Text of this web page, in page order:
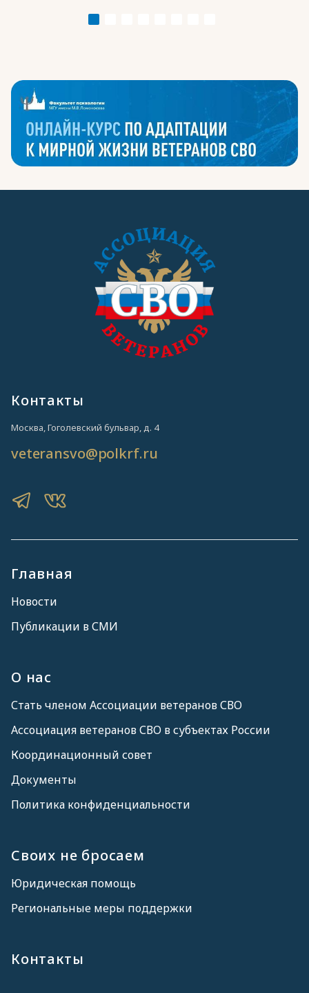
Главная
Новости
Публикации в СМИ
О нас
Стать членом Ассоциации ветеранов СВО
Ассоциация ветеранов СВО в субъектах России
Координационный совет
Документы
Политика конфиденциальности
Своих не бросаем
Юридическая помощь
Региональные меры поддержки
Контакты
Контакты
Москва, Гоголевский бульвар, д. 4
veteransvo@polkrf.ru